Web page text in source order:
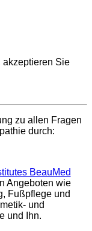
akzeptieren Sie
zu allen Fragen
durch:
BeauMed
Angeboten wie
Fußpflege und
und
und Ihn.